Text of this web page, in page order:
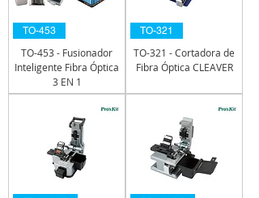
TO-453
TO-453 - Fusionador
Inteligente Fibra Óptica
3 EN 1
TO-321
TO-321 - Cortadora de
Fibra Óptica CLEAVER